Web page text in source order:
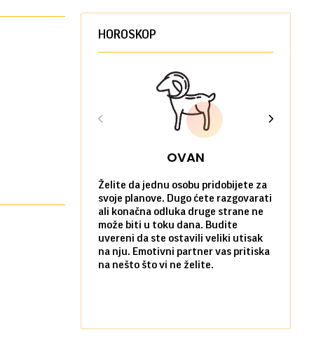
HOROSKOP
OVAN
Želite da jednu osobu pridobijete za
svoje planove. Dugo ćete razgovarati
ali konačna odluka druge strane ne
može biti u toku dana. Budite
uvereni da ste ostavili veliki utisak
na nju. Emotivni partner vas pritiska
na nešto što vi ne želite.